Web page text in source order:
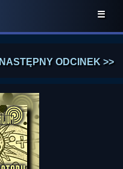
☰
NASTĘPNY ODCINEK >>